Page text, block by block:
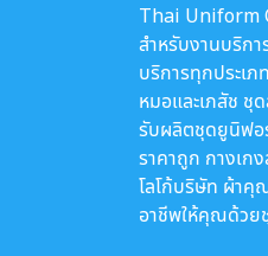
Thai Uniform
สำหรับงานบริก
บริการทุกประเ
หมอและเภสัช ชุ
รับผลิตชุดยูนิฟอ
ราคาถูก กางเก
โลโก้บริษัท ผ้าคุ
อาชีพให้คุณด้วย